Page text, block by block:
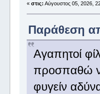
« στις: Αύγουστος 05, 2026,
Παράθεση
Αγαπητοί
προσπαθώ
φυγείν